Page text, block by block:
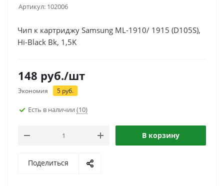
Артикул: 102006
Чип к картриджу Samsung ML-1910/ 1915 (D105S),
Hi-Black Bk, 1,5K
148 руб./шт
Экономия 5 руб.
Есть в наличии (10)
В корзину
Поделиться